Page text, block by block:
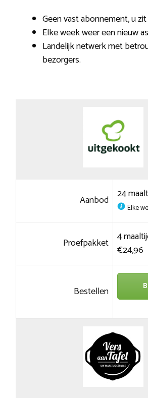
Geen vast abonnement, u
Elke week weer een nieuw
Landelijk netwerk met
bezorgers.
Aanbod 24
Elke
Proefpakket 4
€24,96
Bestellen